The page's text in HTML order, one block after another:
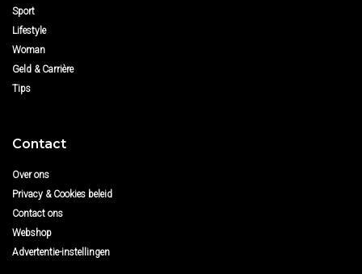
Sport
Lifestyle
Woman
Geld & Carrière
Tips
Contact
Over ons
Privacy & Cookies beleid
Contact ons
Webshop
Advertentie-instellingen